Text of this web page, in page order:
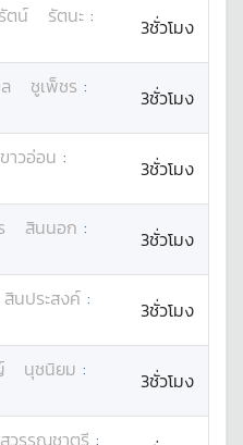
ตน์ รัตนะ :
3ชั่วโมง
ชูเพ็ชร :
3ชั่วโมง
ขาวอ่อน :
3ชั่วโมง
สินนอก :
3ชั่วโมง
สินประสงค์ :
3ชั่วโมง
นุชนิยม :
3ชั่วโมง
สุวรรณชาตรี :